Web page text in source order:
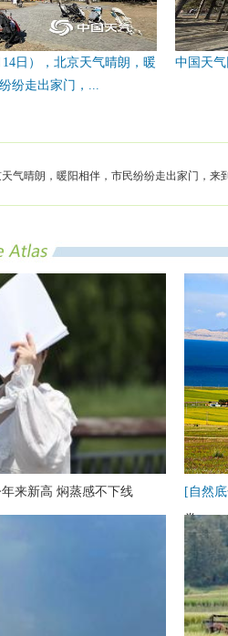
日），北京天气晴朗，暖
纷走出家门，...
中国天
气晴朗，暖阳相伴，市民纷纷走出家门，来
来新高 焖蒸感不下线
[自然
卷